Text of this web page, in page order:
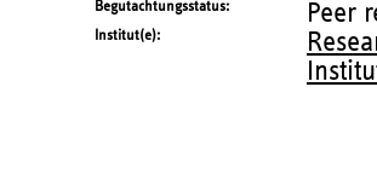
Begutachtungsstatus Peer
Institut(e)